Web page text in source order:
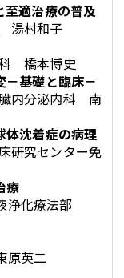
至適治療の普及
村和子
橋本博史
基礎と臨床－
内分泌内科 南
体沈着症の病理
究センター免
療
浄化療法部
原英二